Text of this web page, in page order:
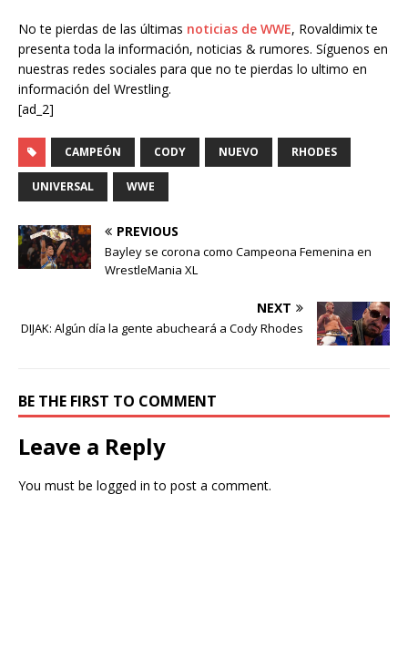
No te pierdas de las últimas noticias de WWE, Rovaldimix te
presenta toda la información, noticias & rumores. Síguenos en
nuestras redes sociales para que no te pierdas lo ultimo en
información del Wrestling.
[ad_2]
CAMPEÓN CODY NUEVO RHODES
UNIVERSAL WWE
PREVIOUS
Bayley se corona como Campeona Femenina en
WrestleMania XL
NEXT
DIJAK: Algún día la gente abucheará a Cody Rhodes
BE THE FIRST TO COMMENT
Leave a Reply
You must be logged in to post a comment.